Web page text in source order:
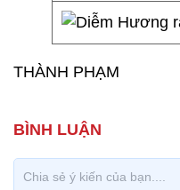
THÀNH PHẠM